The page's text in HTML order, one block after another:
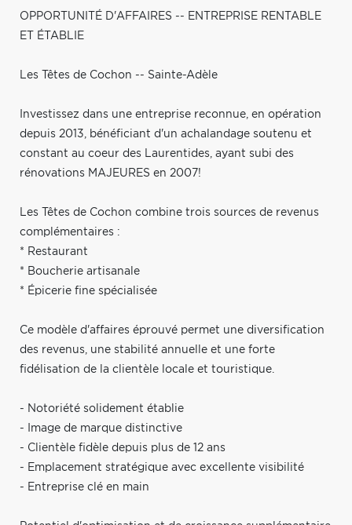
OPPORTUNITÉ D'AFFAIRES -- ENTREPRISE RENTABLE
ET ÉTABLIE
Les Têtes de Cochon -- Sainte-Adèle
Investissez dans une entreprise reconnue, en opération
depuis 2013, bénéficiant d'un achalandage soutenu et
constant au coeur des Laurentides, ayant subi des
rénovations MAJEURES en 2007!
Les Têtes de Cochon combine trois sources de revenus
complémentaires :
* Restaurant
* Boucherie artisanale
* Épicerie fine spécialisée
Ce modèle d'affaires éprouvé permet une diversification
des revenus, une stabilité annuelle et une forte
fidélisation de la clientèle locale et touristique.
- Notoriété solidement établie
- Image de marque distinctive
- Clientèle fidèle depuis plus de 12 ans
- Emplacement stratégique avec excellente visibilité
- Entreprise clé en main